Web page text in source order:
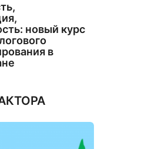
новый курс
в